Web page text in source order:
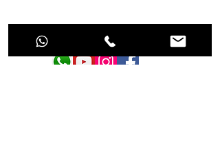
Tecnologia para cuidar do seu aquário!